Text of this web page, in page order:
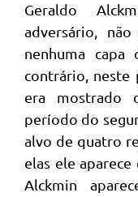
Geraldo
adversário,
nenhuma
contrário, neste
era mostrado
período do
alvo de quatro
elas ele
Alckmin